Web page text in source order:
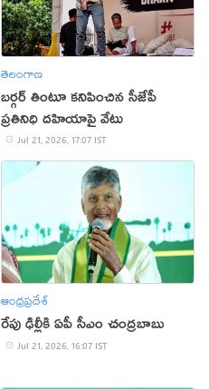
తెలంగాణ
బర్గర్ తింటూ కనిపించిన సీజేపీ
ప్రతినిధి దహియాపై వేటు
Jul 21, 2026, 17:07 IST
ఆంధ్రప్రదేశ్
రేపు ఢిల్లీకి ఏపీ సీఎం చంద్రబాబు
Jul 21, 2026, 16:07 IST